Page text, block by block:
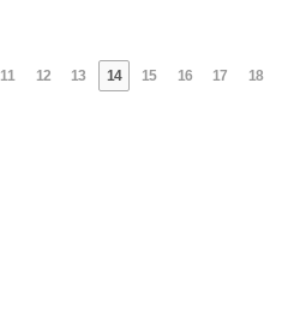
11 12 13 14 15 16 17 18